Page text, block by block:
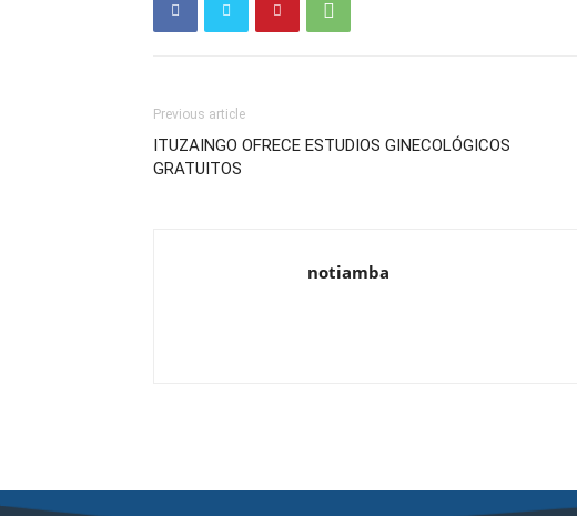
Previous article
ITUZAINGO OFRECE ESTUDIOS GINECOLÓGICOS
GRATUITOS
notiamba